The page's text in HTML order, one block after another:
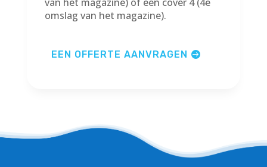
omslag van het magazine).
EEN OFFERTE AANVRAGEN